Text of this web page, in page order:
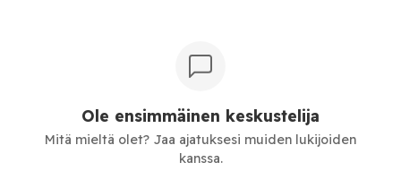
Ole ensimmäinen keskustelija
Mitä mieltä olet? Jaa ajatuksesi muiden lukijoiden
kanssa.